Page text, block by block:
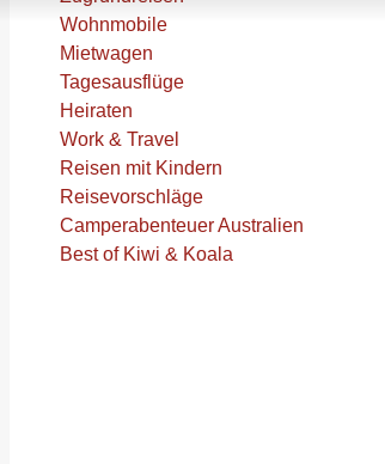
Wohnmobile
Mietwagen
Tagesausflüge
Heiraten
Work & Travel
Reisen mit Kindern
Reisevorschläge
Camperabenteuer Australien
Best of Kiwi & Koala